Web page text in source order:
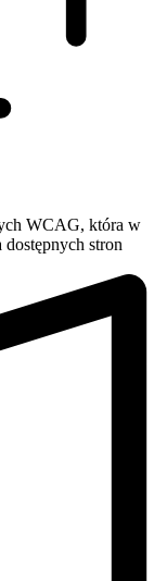
WCAG, która w
stron